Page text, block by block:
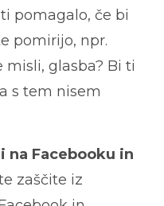
pomagalo, če bi
pomirijo, npr.
misli, glasba? Bi ti
s tem nisem
na Facebooku in
zaščite iz